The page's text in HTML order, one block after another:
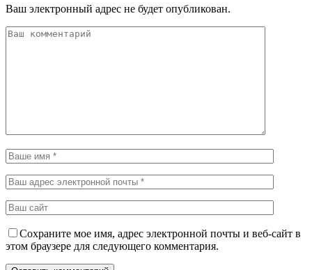
Ваш электронный адрес не будет опубликован.
Сохраните мое имя, адрес электронной почты и веб-сайт в
этом браузере для следующего комментария.